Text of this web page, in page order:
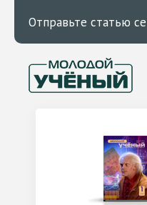
Отправьте статью